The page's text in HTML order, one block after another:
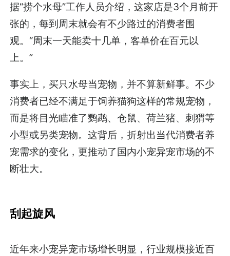
据“捞个水母”工作人员介绍，这家店是3个月前开
张的，每到周末就会有不少路过的消费者围
观。“周末一天能卖十几单，客单价在百元以
上。”
事实上，买只水母当宠物，并不算新鲜事。不少
消费者已经不满足于饲养猫狗这样的常规宠物，
而是将目光瞄准了鹦鹉、仓鼠、荷兰猪、刺猬等
小型或另类宠物。这背后，折射出当代消费者养
宠需求的变化，更推动了国内小宠异宠市场的不
断壮大。
刮起旋风
近年来小宠异宠市场增长明显，行业规模接近百